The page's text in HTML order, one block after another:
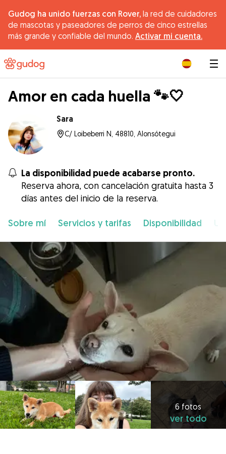
Gudog ha unido fuerzas con Rover, la red de cuidadores
de mascotas y paseadores de perros de cinco estrellas
más grande y confiable del mundo. Activar mi cuenta.
Amor en cada huella 🐾🤍
Sara
C/ Loibeberri N, 48810, Alonsótegui
La disponibilidad puede acabarse pronto.
Reserva ahora, con cancelación gratuita hasta 3
días antes del inicio de la reserva.
Sobre mí Servicios y tarifas Disponibilidad
6 fotos
ver todo